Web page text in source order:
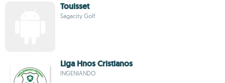
Touisset
Sagacity Golf
Liga Hnos Cristianos
INGENIANDO